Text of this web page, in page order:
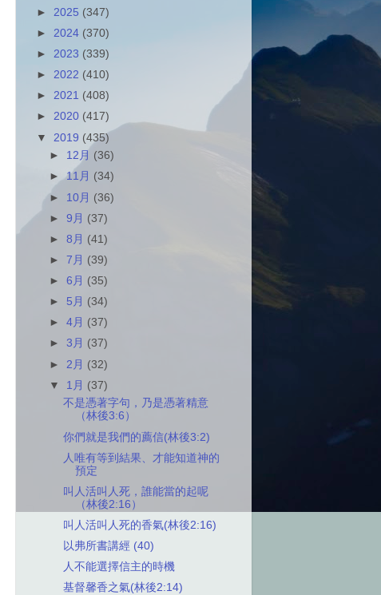
► 2025 (347)
► 2024 (370)
► 2023 (339)
► 2022 (410)
► 2021 (408)
► 2020 (417)
▼ 2019 (435)
► 12月 (36)
►11月 (34)
► 10月 (36)
►9月 (37)
►8月 (41)
►7月 (39)
►6月 (35)
► 5月 (34)
►4月 (37)
►3月 (37)
► 2月 (32)
▼ 1月 (37)
不是憑著字句，乃是憑著精意
（林後3:6）
你們就是我們的薦信(林後3:2)
人唯有等到結果、才能知道神的
預定
叫人活叫人死，誰能當的起呢
（林後2:16）
叫人活叫人死的香氣(林後2:16)
以弗所書講經 (40)
人不能選擇信主的時機
基督馨香之氣(林後2:14)